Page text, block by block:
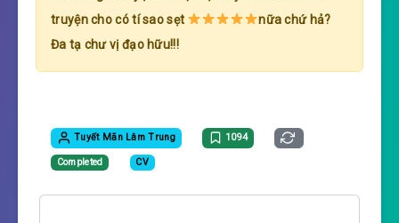
truyện cho có tí sao sẹt
nữa chứ hả?
Đa tạ chư vị đạo hữu!!!
Tuyết Mãn Lâm Trung 1094
Completed CV